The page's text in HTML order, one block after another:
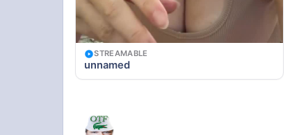
STREAMABLE
unnamed